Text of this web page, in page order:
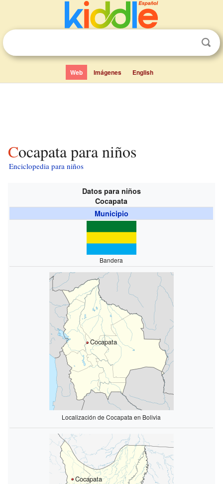
Web Imágenes English
Cocapata para niños
Enciclopedia para niños
Datos para niños
Cocapata
Municipio
Bandera
Cocapata
Localización de Cocapata en Bolivia
Cocapata